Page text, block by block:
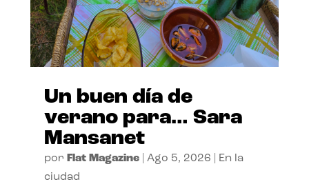
Un buen día de
verano para… Sara
Mansanet
por Flat Magazine| Ago 5, 2026
En la
ciudad